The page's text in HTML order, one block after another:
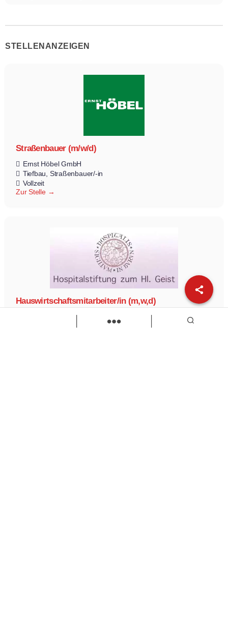
STELLENANZEIGEN
Straßenbauer (m/w/d)
Ernst Höbel GmbH
Tiefbau Straßenbauer/-in
Vollzeit
Zur Stelle
Hauswirtschaftsmitarbeiter/in (m,w,d)
Altenheim der Hospitalstiftung zum Heiligen Geist in